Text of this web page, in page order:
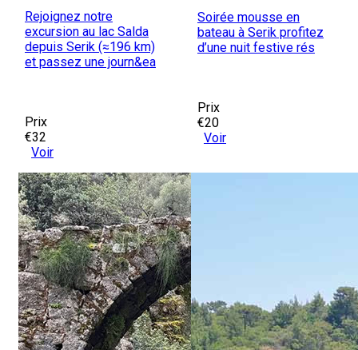
Rejoignez notre
excursion au lac Salda
depuis Serik (≈196 km)
et passez une journ&ea
Prix
€32
Voir
Soirée mousse en
bateau à Serik profitez
d’une nuit festive rés
Prix
€20
Voir